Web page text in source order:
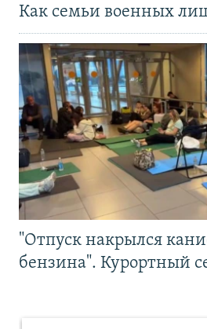
Как семьи военных
"Отпуск накрылся
бензина". Курортный